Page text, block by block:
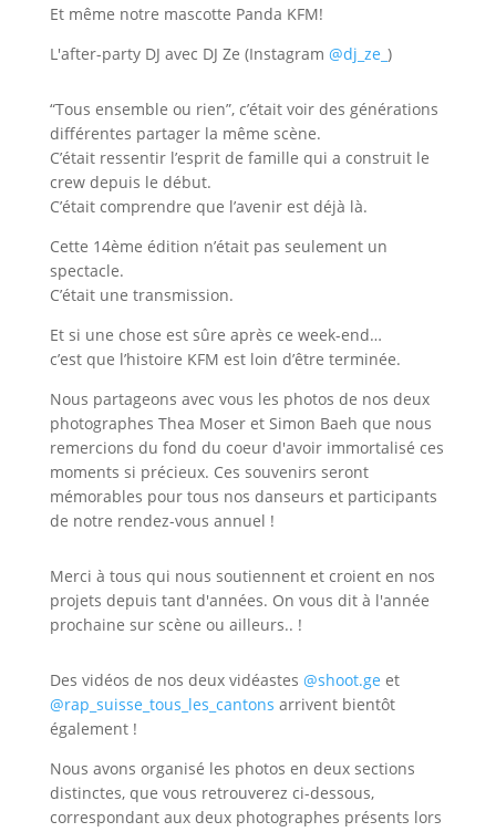
Et même notre mascotte Panda KFM!
L'after-party DJ avec DJ Ze (Instagram @dj_ze_ )
“Tous ensemble ou rien”, c’était voir des générations
différentes partager la même scène.
C’était ressentir l’esprit de famille qui a construit le
crew depuis le début.
C’était comprendre que l’avenir est déjà là.
Cette 14ème édition n’était pas seulement un
spectacle.
C’était une transmission.
Et si une chose est sûre après ce week-end…
c’est que l’histoire KFM est loin d’être terminée.
Nous partageons avec vous les photos de nos deux
photographes Thea Moser et Simon Baeh que nous
remercions du fond du coeur d'avoir immortalisé ces
moments si précieux. Ces souvenirs seront
mémorables pour tous nos danseurs et participants
de notre rendez-vous annuel !
Merci à tous qui nous soutiennent et croient en nos
projets depuis tant d'années. On vous dit à l'année
prochaine sur scène ou ailleurs.. !
Des vidéos de nos deux vidéastes @shoot.ge et
@rap_suisse_tous_les_cantons arrivent bientôt
également !
Nous avons organisé les photos en deux sections
distinctes, que vous retrouverez ci-dessous,
correspondant aux deux photographes présents lors